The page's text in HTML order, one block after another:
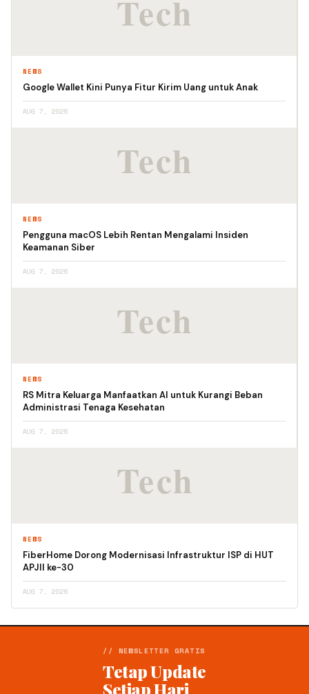
NEWS
Google Wallet Kini Punya Fitur Kirim Uang untuk Anak
AUG 7, 2026
NEWS
Pengguna macOS Lebih Rentan Mengalami Insiden
Keamanan Siber
AUG 7, 2026
NEWS
RS Mitra Keluarga Manfaatkan AI untuk Kurangi Beban
Administrasi Tenaga Kesehatan
AUG 7, 2026
NEWS
FiberHome Dorong Modernisasi Infrastruktur ISP di HUT
APJII ke-30
AUG 7, 2026
// NEWSLETTER GRATIS
Tetap Update
Setiap Hari